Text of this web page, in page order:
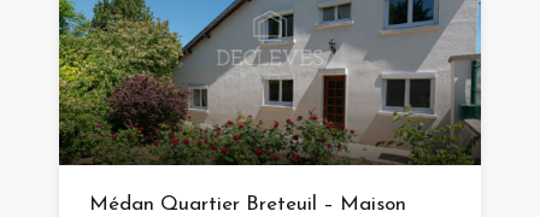
Médan Quartier Breteuil – Maison